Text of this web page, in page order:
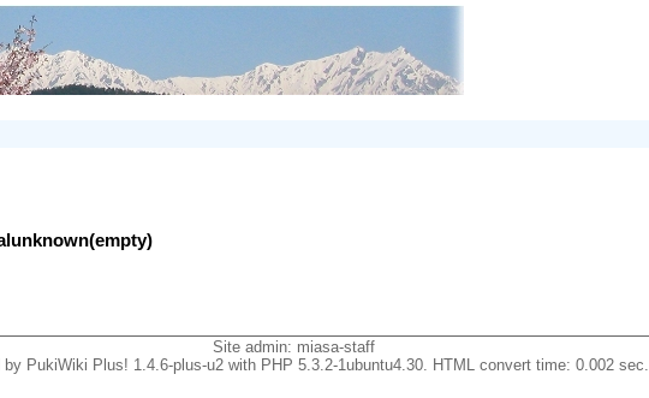
Site admin: miasa-staff
by PukiWiki Plus! 1.4.6-plus-u2 with PHP 5.3.2-1ubuntu4.30. HTML convert time: 0.002 sec.